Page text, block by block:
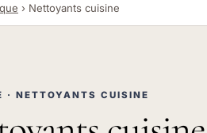
› Nettoyants cuisine
· NETTOYANTS CUISINE